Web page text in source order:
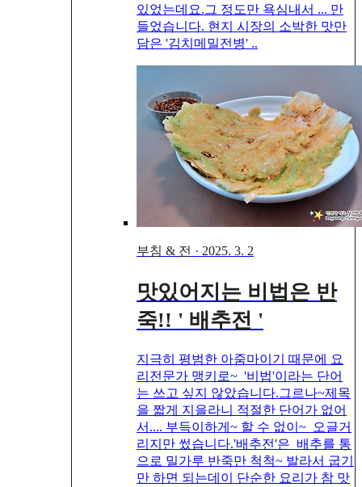
있었는데요.그 정도만 욕심내서 ... 만
들었습니다. 현지 시장의 소박한 맛만
담은 '김치메밀전병' ..
부침 & 전 · 2025. 3. 2
맛있어지는 비법은 반
죽!! ' 배추전 '
지극히 평범한 아줌마이기 때문에 요
리전문가 맹키로~ '비법'이라는 단어
는 쓰고 싶지 않았습니다.그르나~제목
을 짧게 지을라니 적절한 단어가 없어
서.... 부득이하게~ 할 수 없이~ 오글거
리지만 썼습니다.'배추전'은 배추를 통
으로 밀가루 반죽만 척척~ 발라서 굽기
만 하면 되는데이 단순한 요리가 참 맛